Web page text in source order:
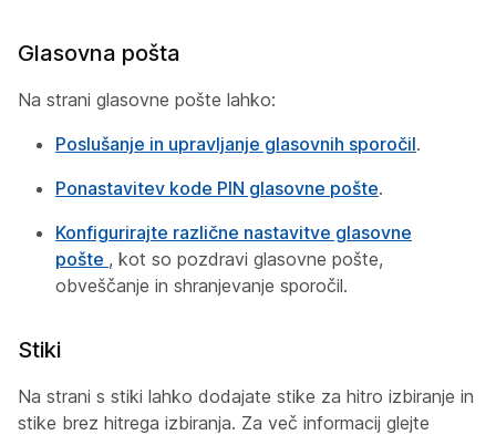
Glasovna pošta
Na strani glasovne pošte lahko:
Poslušanje in upravljanje glasovnih sporočil.
Ponastavitev kode PIN glasovne pošte.
Konfigurirajte različne nastavitve glasovne
pošte , kot so pozdravi glasovne pošte,
obveščanje in shranjevanje sporočil.
Stiki
Na strani s stiki lahko dodajate stike za hitro izbiranje in
stike brez hitrega izbiranja. Za več informacij glejte